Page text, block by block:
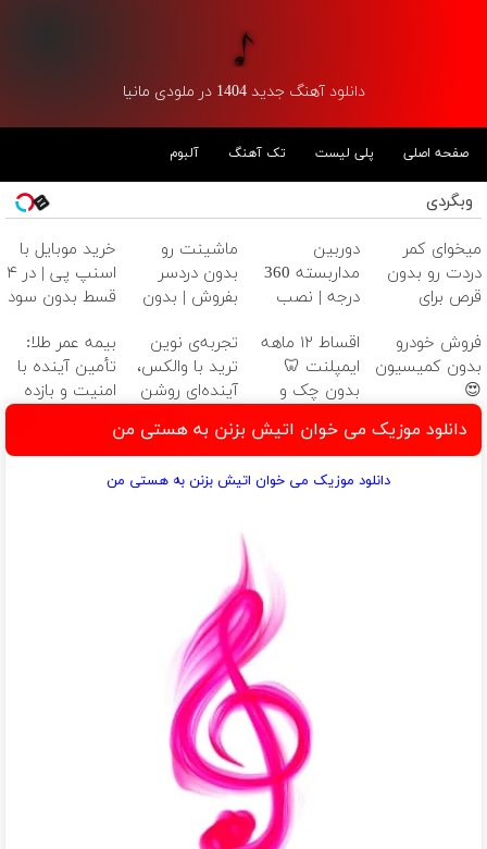
دانلود آهنگ جدید 1404 در ملودی مانیا
صفحه اصلی پلی لیست تک آهنگ آلبوم
وبگردی
میخوای کمر
دردت رو بدون
قرص برای
کنی؟
(◂پرسش‌نامه رو
پر کن)
دوربین
مداربسته 360
درجه | نصب
ماشینت رو
بدون دردسر
بفروش | بدون
خرید موبایل با
اسنپ پی | در ۴
قسط بدون سود
فروش خودرو
بدون کمیسیون
😍
اقساط ۱۲ ماهه
ایمپلنت 🦷
بدون چک و
امروز اقدام کن
✅
تجربه‌ی نوین
ترید با والکس،
آینده‌ای روشن
شماست
بیمه عمر طلا:
تأمین آینده با
امنیت و بازده
دانلود موزیک می خوان اتیش بزنن به هستی من
دانلود موزیک می خوان اتیش بزنن به هستی من